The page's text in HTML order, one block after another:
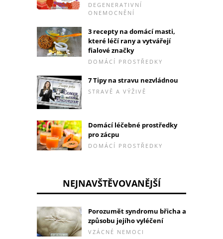
DEGENERATIVNÍ
ONEMOCNĚNÍ
3 recepty na domácí masti,
které léčí rany a vytvářejí
fialové značky
DOMÁCÍ PROSTŘEDKY
7 Tipy na stravu nezvládnou
STRAVĚ A VÝŽIVĚ
Domácí léčebné prostředky
pro zácpu
DOMÁCÍ PROSTŘEDKY
NEJNAVŠTĚVOVANĚJŠÍ
Porozumět syndromu břicha a
způsobu jejího vyléčení
VZÁCNÉ NEMOCI